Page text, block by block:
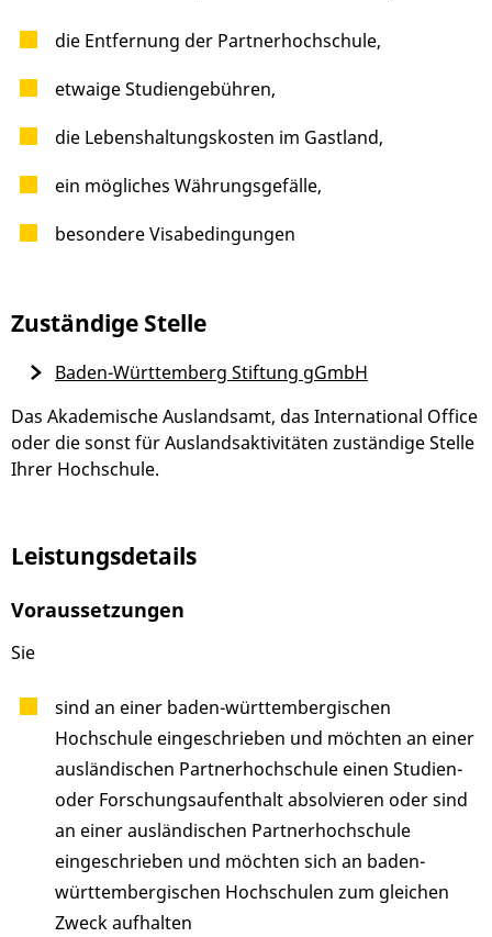
die Entfernung der Partnerhochschule,
etwaige Studiengebühren,
die Lebenshaltungskosten im Gastland,
ein mögliches Währungsgefälle,
besondere Visabedingungen
Zuständige Stelle
Das Akademische Auslandsamt, das International Office
oder die sonst für Auslandsaktivitäten zuständige Stelle
Ihrer Hochschule.
Baden-Württemberg Stiftung gGmbH
Leistungsdetails
Voraussetzungen
Sie
sind an einer baden-württembergischen
Hochschule eingeschrieben und möchten an einer
ausländischen Partnerhochschule einen Studien-
oder Forschungsaufenthalt absolvieren oder sind
an einer ausländischen Partnerhochschule
eingeschrieben und möchten sich an baden-
württembergischen Hochschulen zum gleichen
Zweck aufhalten